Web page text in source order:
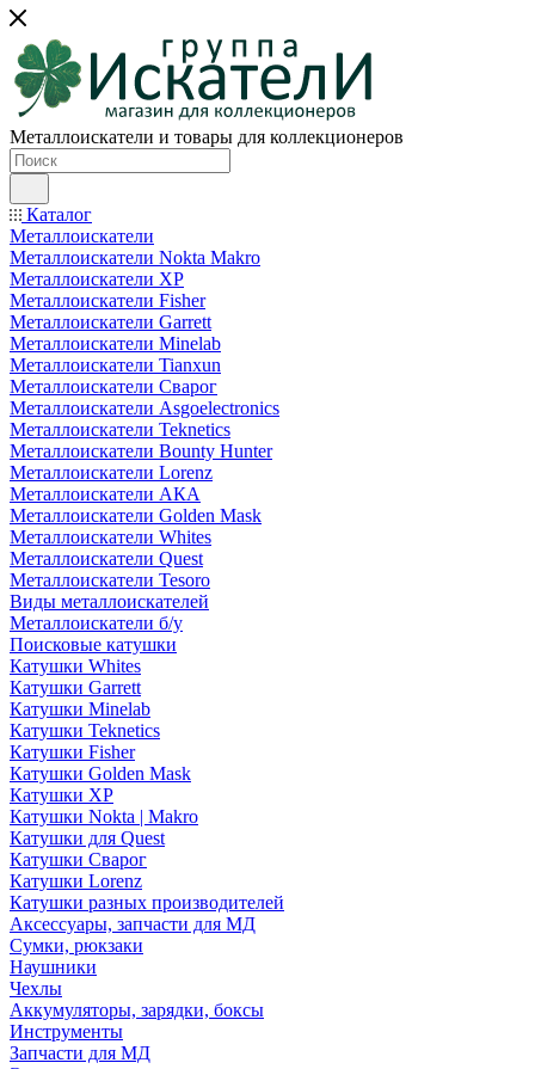
Металлоискатели и товары для коллекционеров
Каталог
Металлоискатели
Металлоискатели Nokta Makro
Металлоискатели XP
Металлоискатели Fisher
Металлоискатели Garrett
Металлоискатели Minelab
Металлоискатели Tianxun
Металлоискатели Сварог
Металлоискатели Asgoelectronics
Металлоискатели Teknetics
Металлоискатели Bounty Hunter
Металлоискатели Lorenz
Металлоискатели АКА
Металлоискатели Golden Mask
Металлоискатели Whites
Металлоискатели Quest
Металлоискатели Tesoro
Виды металлоискателей
Металлоискатели б/у
Поисковые катушки
Катушки Whites
Катушки Garrett
Катушки Minelab
Катушки Teknetics
Катушки Fisher
Катушки Golden Mask
Катушки XP
Катушки Nokta | Makro
Катушки для Quest
Катушки Сварог
Катушки Lorenz
Катушки разных производителей
Аксессуары, запчасти для МД
Сумки, рюкзаки
Наушники
Чехлы
Аккумуляторы, зарядки, боксы
Инструменты
Запчасти для МД